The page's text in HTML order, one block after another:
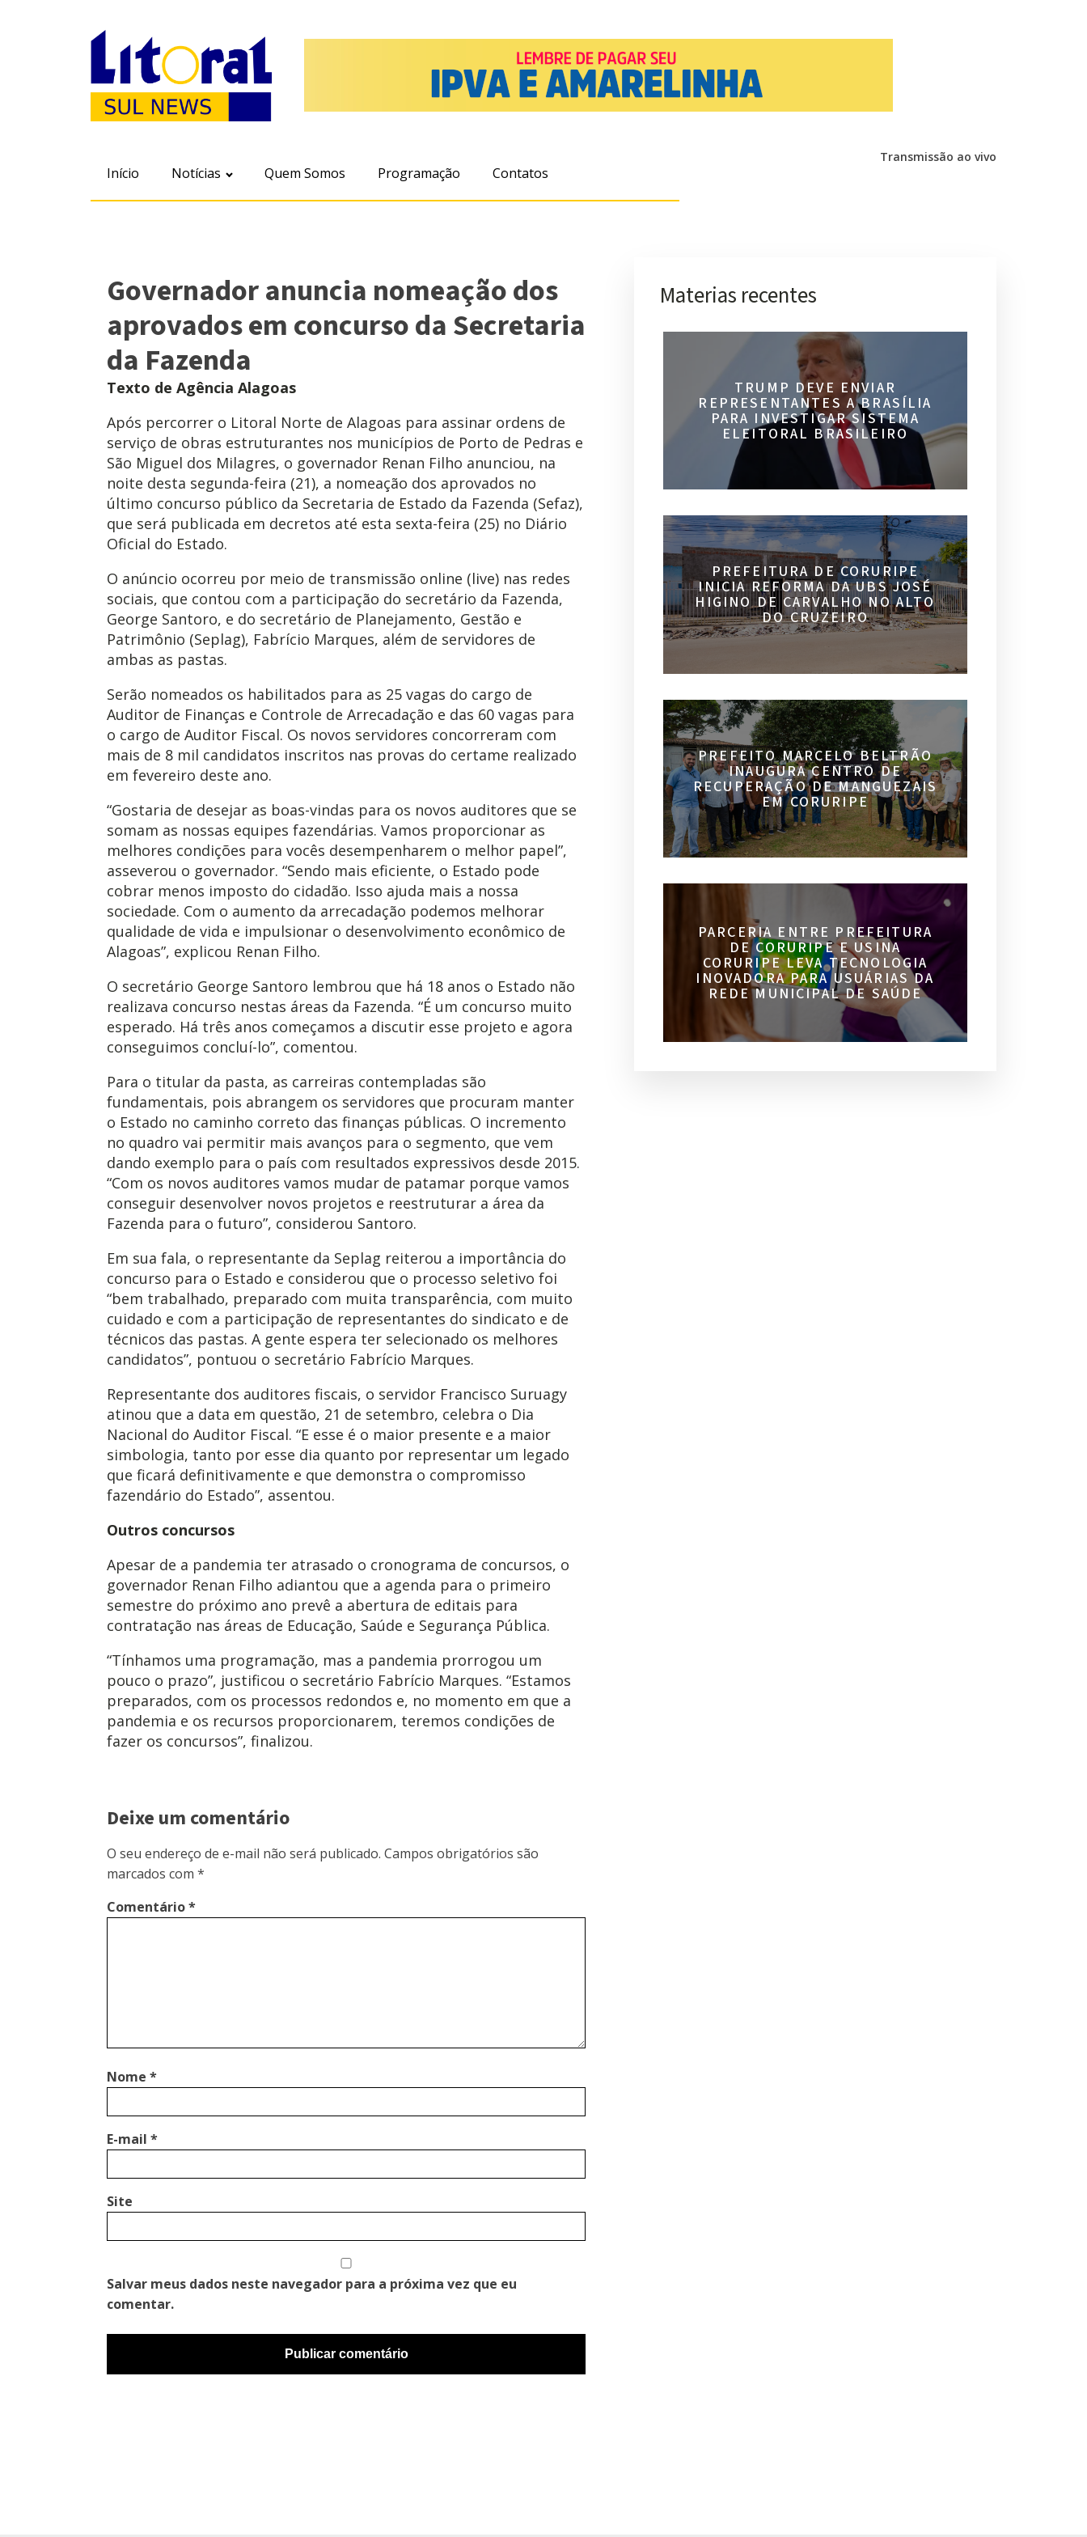
Início Notícias Quem Somos Programação Contatos
Transmissão ao vivo
Governador anuncia nomeação dos
aprovados em concurso da Secretaria
da Fazenda
Texto de Agência Alagoas
Após percorrer o Litoral Norte de Alagoas para assinar ordens de
serviço de obras estruturantes nos municípios de Porto de Pedras e
São Miguel dos Milagres, o governador Renan Filho anunciou, na
noite desta segunda-feira (21), a nomeação dos aprovados no
último concurso público da Secretaria de Estado da Fazenda (Sefaz),
que será publicada em decretos até esta sexta-feira (25) no Diário
Oficial do Estado.
O anúncio ocorreu por meio de transmissão online (live) nas redes
sociais, que contou com a participação do secretário da Fazenda,
George Santoro, e do secretário de Planejamento, Gestão e
Patrimônio (Seplag), Fabrício Marques, além de servidores de
ambas as pastas.
Serão nomeados os habilitados para as 25 vagas do cargo de
Auditor de Finanças e Controle de Arrecadação e das 60 vagas para
o cargo de Auditor Fiscal. Os novos servidores concorreram com
mais de 8 mil candidatos inscritos nas provas do certame realizado
em fevereiro deste ano.
“Gostaria de desejar as boas-vindas para os novos auditores que se
somam as nossas equipes fazendárias. Vamos proporcionar as
melhores condições para vocês desempenharem o melhor papel”,
asseverou o governador. “Sendo mais eficiente, o Estado pode
cobrar menos imposto do cidadão. Isso ajuda mais a nossa
sociedade. Com o aumento da arrecadação podemos melhorar
qualidade de vida e impulsionar o desenvolvimento econômico de
Alagoas”, explicou Renan Filho.
O secretário George Santoro lembrou que há 18 anos o Estado não
realizava concurso nestas áreas da Fazenda. “É um concurso muito
esperado. Há três anos começamos a discutir esse projeto e agora
conseguimos concluí-lo”, comentou.
Para o titular da pasta, as carreiras contempladas são
fundamentais, pois abrangem os servidores que procuram manter
o Estado no caminho correto das finanças públicas. O incremento
no quadro vai permitir mais avanços para o segmento, que vem
dando exemplo para o país com resultados expressivos desde 2015.
“Com os novos auditores vamos mudar de patamar porque vamos
conseguir desenvolver novos projetos e reestruturar a área da
Fazenda para o futuro”, considerou Santoro.
Em sua fala, o representante da Seplag reiterou a importância do
concurso para o Estado e considerou que o processo seletivo foi
“bem trabalhado, preparado com muita transparência, com muito
cuidado e com a participação de representantes do sindicato e de
técnicos das pastas. A gente espera ter selecionado os melhores
candidatos”, pontuou o secretário Fabrício Marques.
Representante dos auditores fiscais, o servidor Francisco Suruagy
atinou que a data em questão, 21 de setembro, celebra o Dia
Nacional do Auditor Fiscal. “E esse é o maior presente e a maior
simbologia, tanto por esse dia quanto por representar um legado
que ficará definitivamente e que demonstra o compromisso
fazendário do Estado”, assentou.
Outros concursos
Apesar de a pandemia ter atrasado o cronograma de concursos, o
governador Renan Filho adiantou que a agenda para o primeiro
semestre do próximo ano prevê a abertura de editais para
contratação nas áreas de Educação, Saúde e Segurança Pública.
“Tínhamos uma programação, mas a pandemia prorrogou um
pouco o prazo”, justificou o secretário Fabrício Marques. “Estamos
preparados, com os processos redondos e, no momento em que a
pandemia e os recursos proporcionarem, teremos condições de
fazer os concursos”, finalizou.
Deixe um comentário
O seu endereço de e-mail não será publicado. Campos obrigatórios são
marcados com *
Comentário*
Nome *
E-mail *
Site
Salvar meus dados neste navegador para a próxima vez que eu
comentar.
Materias recentes
TRUMP DEVE ENVIAR
REPRESENTANTES A BRASÍLIA
PARA INVESTIGAR SISTEMA
ELEITORAL BRASILEIRO
PREFEITURA DE CORURIPE
INICIA REFORMA DA UBS JOSÉ
HIGINO DE CARVALHO NO ALTO
DO CRUZEIRO
PREFEITO MARCELO BELTRÃO
INAUGURA CENTRO DE
RECUPERAÇÃO DE MANGUEZAIS
EM CORURIPE
PARCERIA ENTRE PREFEITURA
DE CORURIPE E USINA
CORURIPE LEVA TECNOLOGIA
INOVADORA PARA USUÁRIAS DA
REDE MUNICIPAL DE SAÚDE